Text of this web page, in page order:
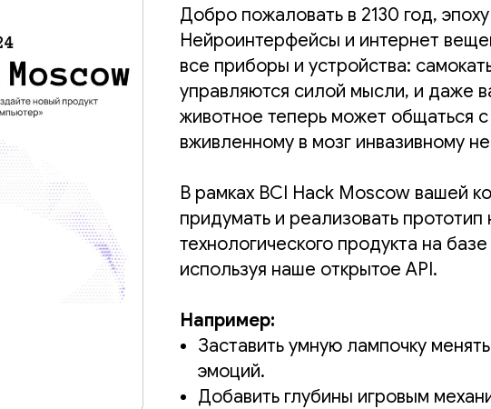
Добро пожаловать в 2130 год,
Нейроинтерфейсы и интернет
все приборы и устройства:
управляются силой мысли, и даже
животное теперь может общаться
вживленному в мозг инвазивному
В рамках BCI Hack Moscow вашей
придумать и реализовать прототип
технологического продукта на
используя наше открытое API.
Например:
Заставить умную лампочку
эмоций.
Добавить глубины игровым